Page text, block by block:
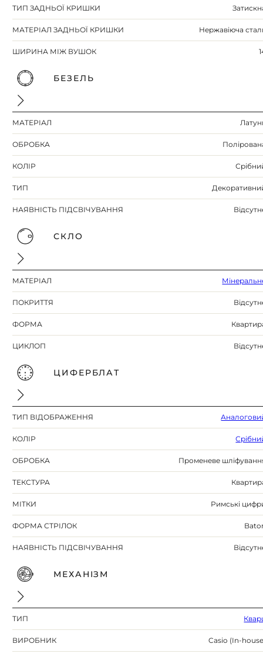
ТИП ЗАДНЬОЇ КРИШКИ
МАТЕРІАЛ ЗАДНЬОЇ КРИШКИ Нержавіюча
ШИРИНА МІЖ ВУШОК
БЕЗЕЛЬ
МАТЕРІАЛ
ОБРОБКА
КОЛІР
ТИП
НАЯВНІСТЬ ПІДСВІЧУВАННЯ
СКЛО
МАТЕРІАЛ
ПОКРИТТЯ
ФОРМА
ЦИКЛОП
ЦИФЕРБЛАТ
ТИП ВІДОБРАЖЕННЯ
КОЛІР
ОБРОБКА Променеве
ТЕКСТУРА
МІТКИ Римські
ФОРМА СТРІЛОК
НАЯВНІСТЬ ПІДСВІЧУВАННЯ
МЕХАНІЗМ
ТИП
ВИРОБНИК Casio (In-